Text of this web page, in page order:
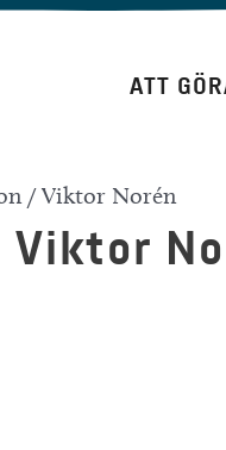
ATT
/ Viktor Norén